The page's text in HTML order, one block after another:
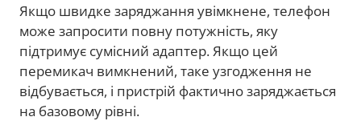
Якщо швидке заряджання увімкнене, телефон
може запросити повну потужність, яку
підтримує сумісний адаптер. Якщо цей
перемикач вимкнений, таке узгодження не
відбувається, і пристрій фактично заряджається
на базовому рівні.